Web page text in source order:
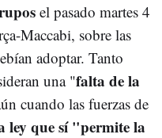
el pasado martes 4
Maccabi, sobre las
adoptar. Tanto
una "falta de la
cuando las fuerzas de
ley que sí "permite la